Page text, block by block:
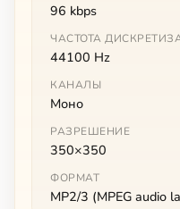
96 kbps
ЧАСТОТА
44100 Hz
КАНАЛЫ
Моно
РАЗРЕШЕНИЕ
350×350
ФОРМАТ
MP2/3 (MPEG audio